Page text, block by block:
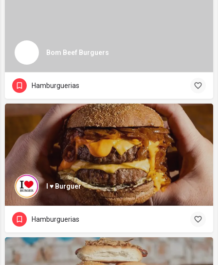
Bom Beef Burguers
Hamburguerias
I ♥️ Burguer
Hamburguerias